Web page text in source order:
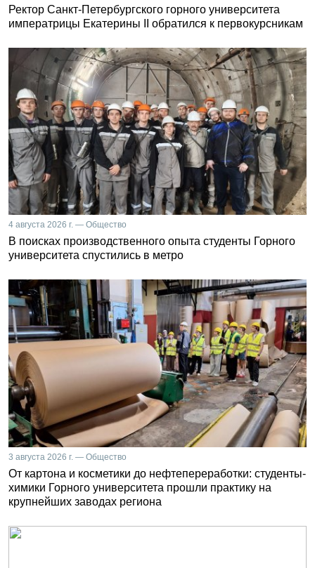
Ректор Санкт-Петербургского горного университета
императрицы Екатерины II обратился к первокурсникам
4 августа 2026 г. — Общество
В поисках производственного опыта студенты Горного
университета спустились в метро
3 августа 2026 г. — Общество
От картона и косметики до нефтепереработки: студенты-
химики Горного университета прошли практику на
крупнейших заводах региона